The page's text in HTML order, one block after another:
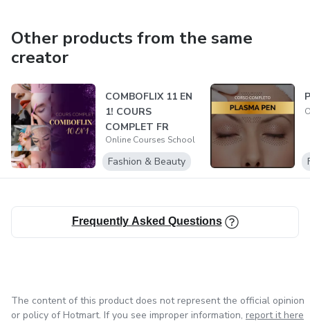
Other products from the same
creator
COMBOFLIX 11 EN
1! COURS
COMPLET FR
Online Courses School
Fashion & Beauty
Frequently Asked Questions
The content of this product does not represent the official opinion
or policy of Hotmart. If you see improper information, report it here